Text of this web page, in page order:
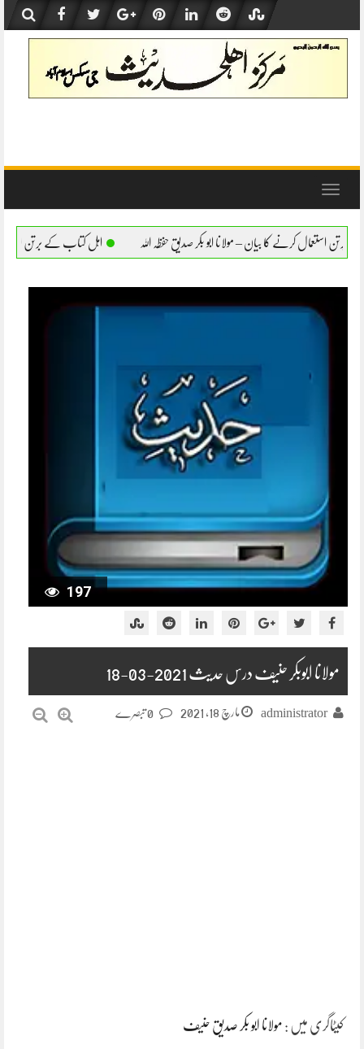
content
Toggle
ابو بکر صدیق حفظہ اللہ اہل کتاب کے برتن استعمال کرنے کا بیان – مولانا ابو
197
مولانا ابوبکر حنیف درس حدیث 2021-03-18
administrator مارچ 18, 2021
کیٹاگری میں : مولانا ابو بکر صدیق حنیف